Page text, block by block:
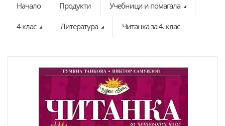
Начало
Продукти Учебници и помагала
4 клас Литература Читанка за 4. клас